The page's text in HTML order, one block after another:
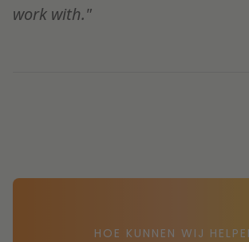
work with."
HOE KUNNEN WIJ